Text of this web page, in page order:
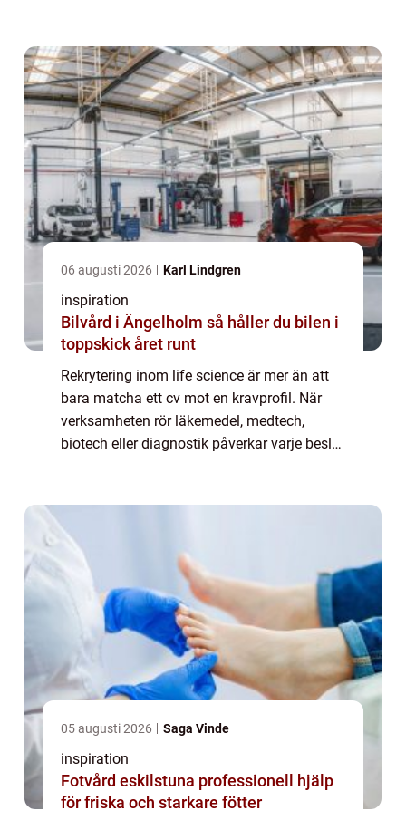
06 augusti 2026 Karl Lindgren
inspiration
Bilvård i Ängelholm så håller du bilen i
toppskick året runt
Rekrytering inom life science är mer än att
bara matcha ett cv mot en kravprofil. När
verksamheten rör läkemedel, medtech,
biotech eller diagnostik påverkar varje beslut
05 augusti 2026 Saga Vinde
inspiration
Fotvård eskilstuna professionell hjälp
för friska och starkare fötter